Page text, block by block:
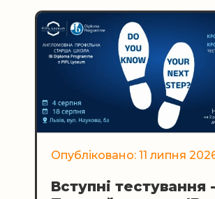
Опубліковано: 11 липня
Вступні тестування -